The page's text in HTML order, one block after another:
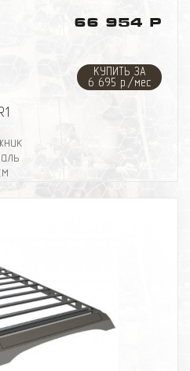
66 954 Р
КУПИТЬ ЗА
6 695 р./мес
Разборный
2015- г.в.
2007-2015 г.в.
(Бронированная) 2007- г.в.
профиля 25х50 и
3,0 мм.
шторка для защиты